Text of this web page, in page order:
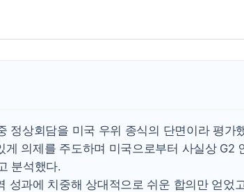
미 연준 매파 기세 꺾이나…고용 감
[종합] 이슬람 수니파 3국, '공동
[AI MY 뉴스] 뉴욕 반도체주 프리
정상회담을 미국 우위 종식의 단면이라 평가
게 의제를 주도하며 미국으로부터 사실상 G2
분석했다.
성과에 치중해 상대적으로 쉬운 합의만 얻었